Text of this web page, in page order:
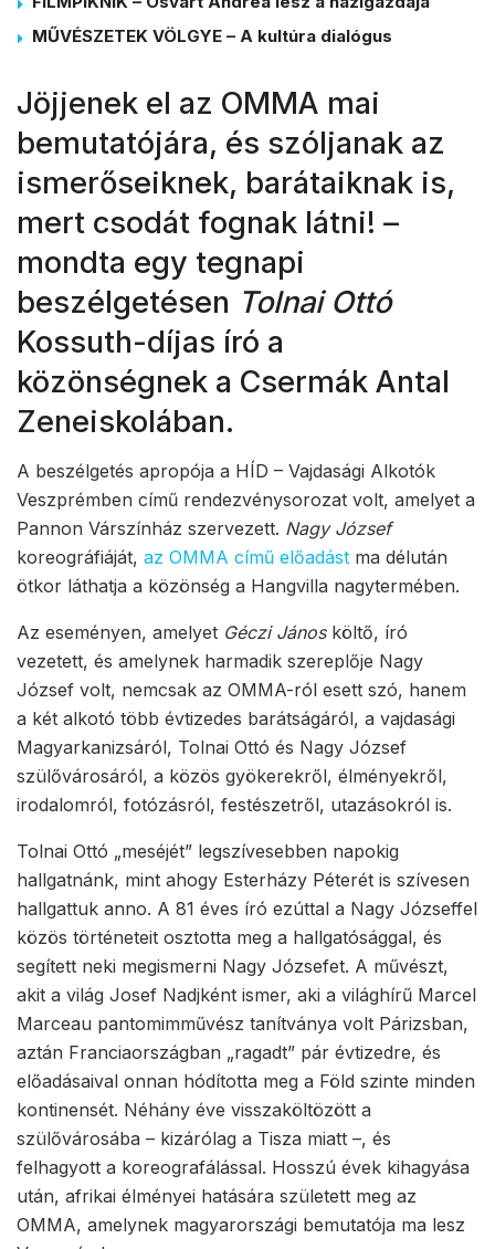
MŰVÉSZETEK VÖLGYE – A kultúra dialógus
Jöjjenek el az OMMA mai
bemutatójára, és szóljanak az
ismerőseiknek, barátaiknak is,
mert csodát fognak látni! –
mondta egy tegnapi
beszélgetésen Tolnai Ottó
Kossuth-díjas író a
közönségnek a Csermák Antal
Zeneiskolában.
A beszélgetés apropója a HÍD – Vajdasági Alkotók
Veszprémben című rendezvénysorozat volt, amelyet a
Pannon Várszínház szervezett. Nagy József
koreográfiáját, az OMMA című előadást ma délután
ötkor láthatja a közönség a Hangvilla nagytermében.
Az eseményen, amelyet Géczi Jánosköltő, író
vezetett, és amelynek harmadik szereplője Nagy
József volt, nemcsak az OMMA-ról esett szó, hanem
a két alkotó több évtizedes barátságáról, a vajdasági
Magyarkanizsáról, Tolnai Ottó és Nagy József
szülővárosáról, a közös gyökerekről, élményekről,
irodalomról, fotózásról, festészetről, utazásokról is.
Tolnai Ottó „meséjét” legszívesebben napokig
hallgatnánk, mint ahogy Esterházy Péterét is szívesen
hallgattuk anno. A 81 éves író ezúttal a Nagy Józseffel
közös történeteit osztotta meg a hallgatósággal, és
segített neki megismerni Nagy Józsefet. A művészt,
akit a világ Josef Nadjként ismer, aki a világhírű Marcel
Marceau pantomimművész tanítványa volt Párizsban,
aztán Franciaországban „ragadt” pár évtizedre, és
előadásaival onnan hódította meg a Föld szinte minden
kontinensét. Néhány éve visszaköltözött a
szülővárosába – kizárólag a Tisza miatt –, és
felhagyott a koreografálással. Hosszú évek kihagyása
után, afrikai élményei hatására született meg az
OMMA, amelynek magyarországi bemutatója ma lesz